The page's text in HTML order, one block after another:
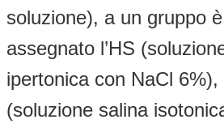
soluzione), a un gruppo
assegnato l’HS
ipertonica con NaCl 6%),
(soluzione salina